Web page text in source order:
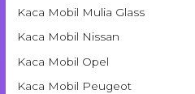
Kaca Mobil Mulia Glass
Kaca Mobil Nissan
Kaca Mobil Opel
Kaca Mobil Peugeot